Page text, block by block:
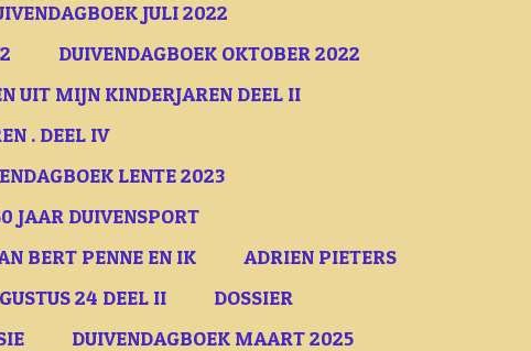
JULI 2022
DUIVENDAGBOEK OKTOBER 2022
UIT MIJN KINDERJAREN DEEL II
. DEEL IV
LENTE 2023
JAAR DUIVENSPORT
BERT PENNE EN IK
ADRIEN PIETERS
24 DEEL II
DOSSIER
DUIVENDAGBOEK MAART 2025